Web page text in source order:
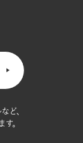
ど、
。